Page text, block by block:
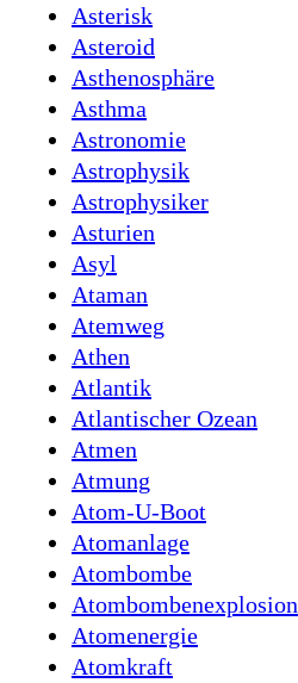
Asterisk
Asteroid
Asthenosphäre
Asthma
Astronomie
Astrophysik
Astrophysiker
Asturien
Asyl
Ataman
Atemweg
Athen
Atlantik
Atlantischer Ozean
Atmen
Atmung
Atom-U-Boot
Atomanlage
Atombombe
Atombombenexplosion
Atomenergie
Atomkraft